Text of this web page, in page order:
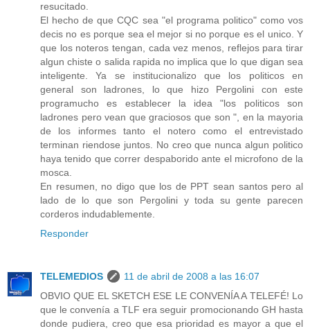
resucitado.
El hecho de que CQC sea "el programa politico" como vos
decis no es porque sea el mejor si no porque es el unico. Y
que los noteros tengan, cada vez menos, reflejos para tirar
algun chiste o salida rapida no implica que lo que digan sea
inteligente. Ya se institucionalizo que los politicos en
general son ladrones, lo que hizo Pergolini con este
programucho es establecer la idea "los politicos son
ladrones pero vean que graciosos que son ", en la mayoria
de los informes tanto el notero como el entrevistado
terminan riendose juntos. No creo que nunca algun politico
haya tenido que correr despaborido ante el microfono de la
mosca.
En resumen, no digo que los de PPT sean santos pero al
lado de lo que son Pergolini y toda su gente parecen
corderos indudablemente.
Responder
TELEMEDIOS
11 de abril de 2008 a las 16:07
OBVIO QUE EL SKETCH ESE LE CONVENÍA A TELEFÉ! Lo
que le convenía a TLF era seguir promocionando GH hasta
donde pudiera, creo que esa prioridad es mayor a que el